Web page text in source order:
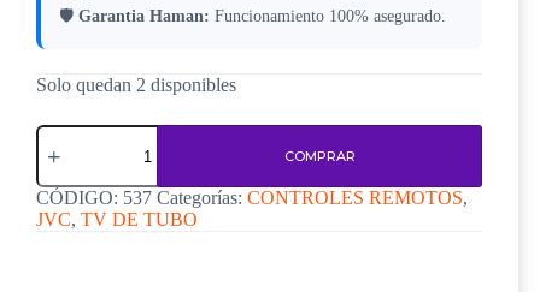
🛡 Garantia Haman: Funcionamiento 100% asegurado.
Solo quedan 2 disponibles
Control
Remoto
C537
cantidad
COMPRAR
CÓDIGO: 537 Categorías: CONTROLES REMOTOS,
JVC, TV DE TUBO